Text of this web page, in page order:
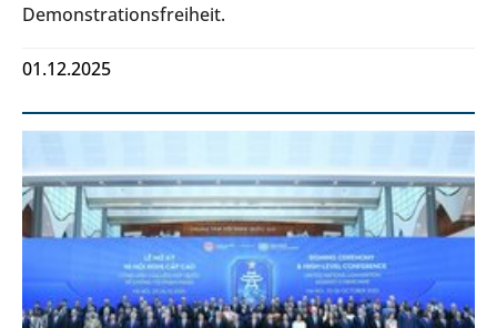
Demonstrationsfreiheit.
01.12.2025